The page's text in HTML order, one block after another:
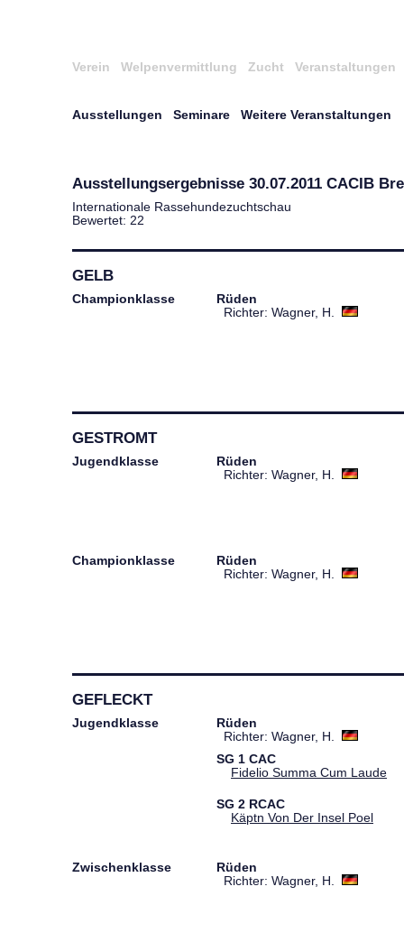
Verein Welpenvermittlung Zucht Veranstaltungen
Ausstellungen Seminare Weitere Veranstaltungen
Ausstellungsergebnisse 30.07.2011 CACIB
Internationale Rassehundezuchtschau
Bewertet: 22
GELB
Championklasse
Rüden
Richter: Wagner, H.
GESTROMT
Jugendklasse
Rüden
Richter: Wagner, H.
Championklasse
Rüden
Richter: Wagner, H.
GEFLECKT
Jugendklasse
Rüden
Richter: Wagner, H.
SG 1 CAC
Fidelio Summa Cum Laude
SG 2 RCAC
Käptn Von Der Insel Poel
Zwischenklasse
Rüden
Richter: Wagner, H.